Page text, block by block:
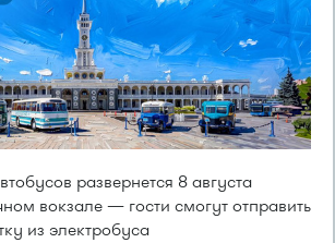
развернется 8 августа
вокзале — гости смогут отправить
из электробуса